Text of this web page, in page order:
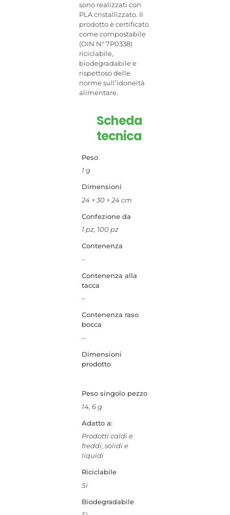
sono realizzati con
PLA cristallizzato. Il
prodotto è certificato
come compostabile
(DIN N° 7P0338)
riciclabile,
biodegradabile e
rispettoso delle
norme sull’idoneità
alimentare.
Scheda
tecnica
Peso
1 g
Dimensioni
24 × 30 × 24 cm
Confezione da
1 pz, 100 pz
Contenenza
–
Contenenza alla
tacca
–
Contenenza raso
bocca
–
Dimensioni
prodotto
Peso singolo pezzo
14, 6 g
Adatto a:
Prodotti caldi e
freddi, solidi e
liquidi
Riciclabile
Si
Biodegradabile